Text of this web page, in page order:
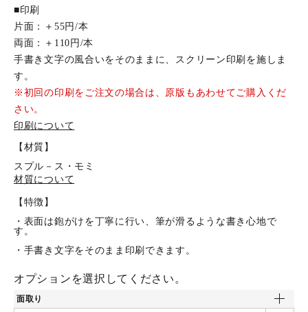
■印刷
片面：＋55円/本
両面：＋110円/本
手書き文字の風合いをそのままに、スクリーン印刷を施しま
す。
※初回の印刷をご注文の場合は、原版もあわせてご購入くだ
さい。
印刷について
【材質】
スプル－ス・モミ
材質について
【特徴】
・表面は鉋がけを丁寧に行い、筆が滑るような書き心地で
す。
・手書き文字をそのまま印刷できます。
オプションを選択してください。
面取り